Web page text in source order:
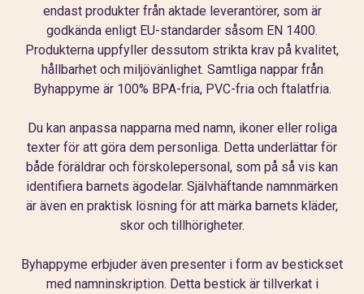
endast produkter från aktade leverantörer, som är
godkända enligt EU-standarder såsom EN 1400.
Produkterna uppfyller dessutom strikta krav på kvalitet,
hållbarhet och miljövänlighet. Samtliga nappar från
Byhappyme är 100% BPA-fria, PVC-fria och ftalatfria.
Du kan anpassa napparna med namn, ikoner eller roliga
texter för att göra dem personliga. Detta underlättar för
både föräldrar och förskolepersonal, som på så vis kan
identifiera barnets ägodelar. Självhäftande namnmärken
är även en praktisk lösning för att märka barnets kläder,
skor och tillhörigheter.
Byhappyme erbjuder även presenter i form av bestickset
med namninskription. Detta bestick är tillverkat i